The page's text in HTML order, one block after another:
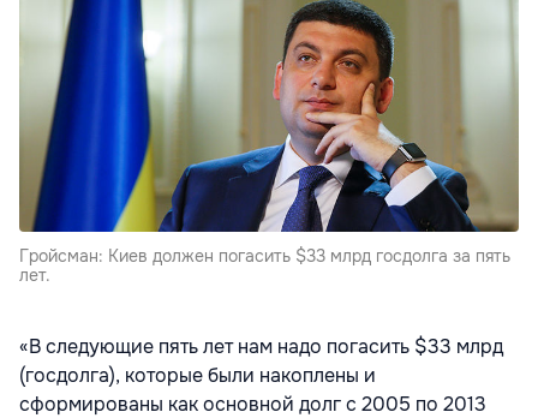
Гройсман: Киев должен погасить $33 млрд госдолга за пять
лет.
«В следующие пять лет нам надо погасить $33 млрд
(госдолга), которые были накоплены и
сформированы как основной долг с 2005 по 2013